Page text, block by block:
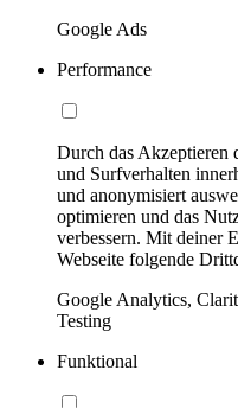
Google Ads
Performance
Durch das Akzeptieren
und Surfverhalten
und anonymisiert
optimieren und das
verbessern. Mit deiner
Webseite folgende
Google Analytics,
Testing
Funktional